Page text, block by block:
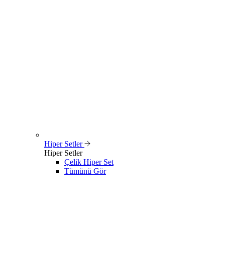
Hiper Setler
Hiper Setler
Çelik Hiper Set
Tümünü Gör